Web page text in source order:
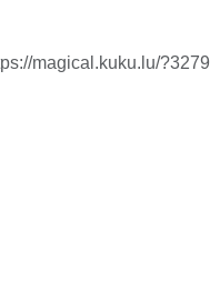
magical.kuku.lu/?3279